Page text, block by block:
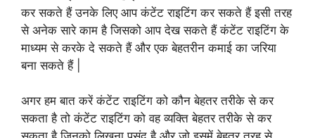
कर सकते हैं उनके लिए आप कंटेंट राइटिंग कर सकते हैं इसी तरह
से अनेक सारे काम है जिसको आप देख सकते हैं कंटेंट राइटिंग के
माध्यम से करके दे सकते हैं और एक बेहतरीन कमाई का जरिया
बना सकते हैं |
अगर हम बात करें कंटेंट राइटिंग को कौन बेहतर तरीके से कर
सकता है तो कंटेंट राइटिंग को वह व्यक्ति बेहतर तरीके से कर